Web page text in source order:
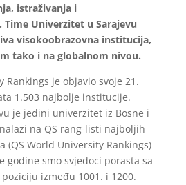
istraživanja i
Time Univerzitet u Sarajevu
visokoobrazovna institucija,
tako i na globalnom nivou.
Rankings je objavio svoje 21.
1.503 najbolje institucije.
je jedini univerzitet iz Bosne i
na QS rang-listi najboljih
(QS World University Rankings)
godine smo svjedoci porasta sa
između 1001. i 1200.